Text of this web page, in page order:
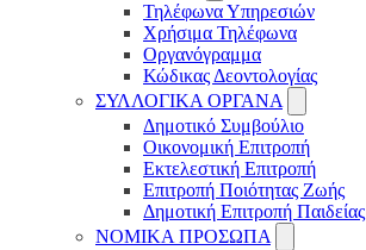
Τηλέφωνα Υπηρεσιών
Χρήσιμα Τηλέφωνα
Οργανόγραμμα
Κώδικας Δεοντολογίας
ΣΥΛΛΟΓΙΚΑ ΟΡΓΑΝΑ
Δημοτικό Συμβούλιο
Οικονομική Επιτροπή
Εκτελεστική Επιτροπή
Επιτροπή Ποιότητας Ζωής
Δημοτική Επιτροπή Παιδείας
ΝΟΜΙΚΑ ΠΡΟΣΩΠΑ